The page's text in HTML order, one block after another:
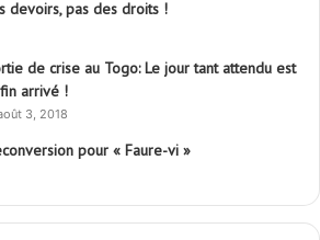
devoirs, pas des droits !
de crise au Togo: Le jour tant attendu est
arrivé !
3, 2018
pour « Faure-vi »